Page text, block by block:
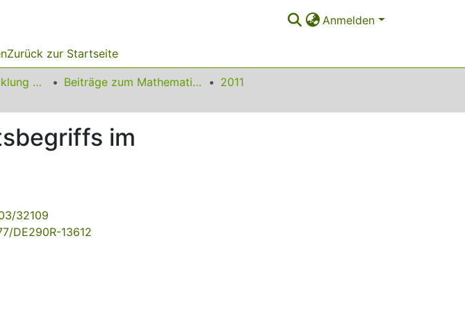
Anmelden
Zurück zur Startseite
Institut für Entwicklung und Erforschung des Mathematikunterrichts Beiträge zum Mathematikunterricht
2011
im
32109
DE290R-13612